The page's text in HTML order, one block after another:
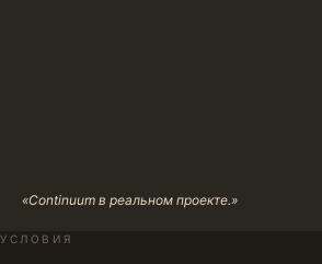
«Continuum в реальном проекте.»
УСЛОВИЯ